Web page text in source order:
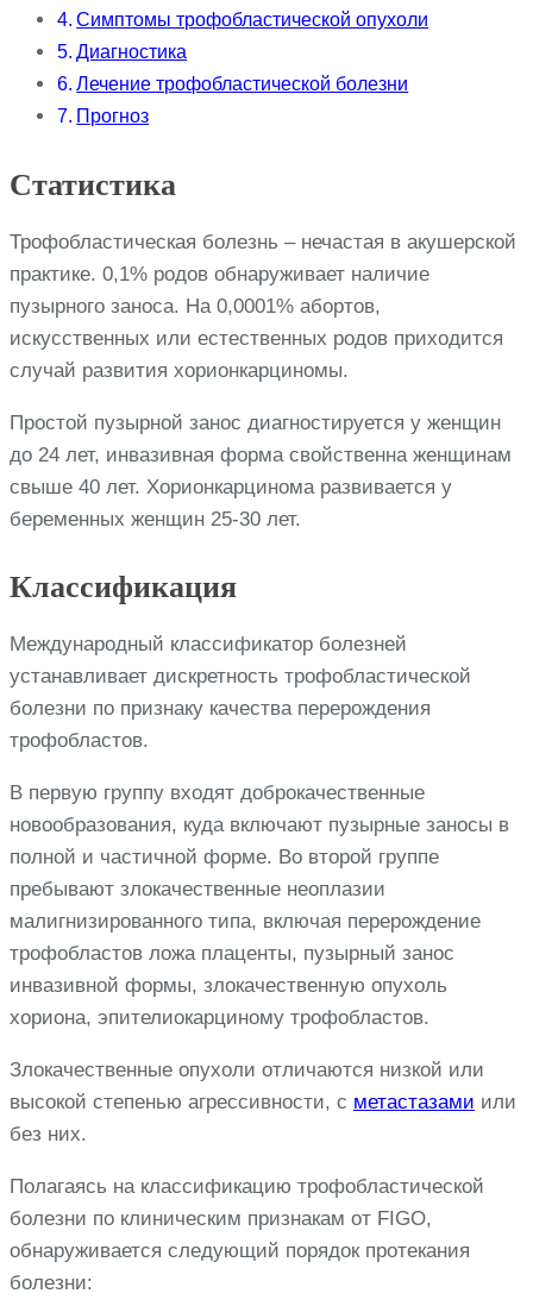
Симптомы трофобластической опухоли
Диагностика
Лечение трофобластической болезни
Прогноз
Статистика
Трофобластическая болезнь – нечастая в акушерской
практике. 0,1% родов обнаруживает наличие
пузырного заноса. На 0,0001% абортов,
искусственных или естественных родов приходится
случай развития хорионкарциномы.
Простой пузырной занос диагностируется у женщин
до 24 лет, инвазивная форма свойственна женщинам
свыше 40 лет. Хорионкарцинома развивается у
беременных женщин 25-30 лет.
Классификация
Международный классификатор болезней
устанавливает дискретность трофобластической
болезни по признаку качества перерождения
трофобластов.
В первую группу входят доброкачественные
новообразования, куда включают пузырные заносы в
полной и частичной форме. Во второй группе
пребывают злокачественные неоплазии
малигнизированного типа, включая перерождение
трофобластов ложа плаценты, пузырный занос
инвазивной формы, злокачественную опухоль
хориона, эпителиокарциному трофобластов.
Злокачественные опухоли отличаются низкой или
высокой степенью агрессивности, с метастазами или
без них.
Полагаясь на классификацию трофобластической
болезни по клиническим признакам от FIGO,
обнаруживается следующий порядок протекания
болезни: